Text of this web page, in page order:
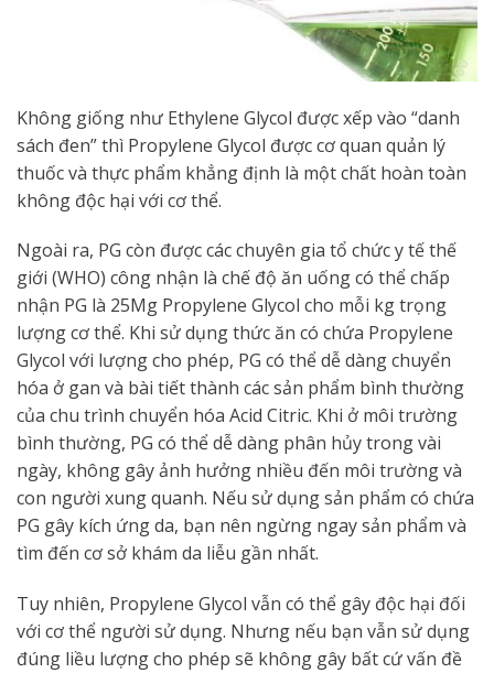
Không giống như Ethylene Glycol được xếp vào “danh
sách đen” thì Propylene Glycol được cơ quan quản lý
thuốc và thực phẩm khẳng định là một chất hoàn toàn
không độc hại với cơ thể.
Ngoài ra, PG còn được các chuyên gia tổ chức y tế thế
giới (WHO) công nhận là chế độ ăn uống có thể chấp
nhận PG là 25Mg Propylene Glycol cho mỗi kg trọng
lượng cơ thể. Khi sử dụng thức ăn có chứa Propylene
Glycol với lượng cho phép, PG có thể dễ dàng chuyển
hóa ở gan và bài tiết thành các sản phẩm bình thường
của chu trình chuyển hóa Acid Citric. Khi ở môi trường
bình thường, PG có thể dễ dàng phân hủy trong vài
ngày, không gây ảnh hưởng nhiều đến môi trường và
con người xung quanh. Nếu sử dụng sản phẩm có chứa
PG gây kích ứng da, bạn nên ngừng ngay sản phẩm và
tìm đến cơ sở khám da liễu gần nhất.
Tuy nhiên, Propylene Glycol vẫn có thể gây độc hại đối
với cơ thể người sử dụng. Nhưng nếu bạn vẫn sử dụng
đúng liều lượng cho phép sẽ không gây bất cứ vấn đề